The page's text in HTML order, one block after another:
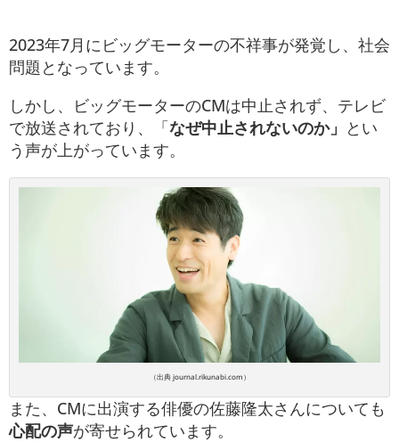
2023年7月にビッグモーターの不祥事が発覚し、社会
問題となっています。
しかし、ビッグモーターのCMは中止されず、テレビ
で放送されており、「なぜ中止されないのか」 とい
う声が上がっています。
（出典 journal.rikunabi.com）
また、CMに出演する俳優の佐藤隆太さんについても
心配の声が寄せられています。